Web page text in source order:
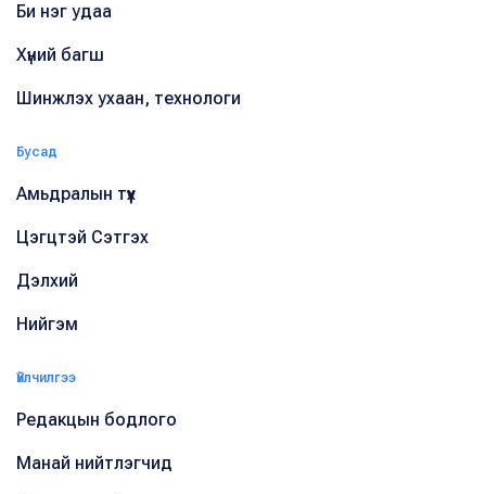
Би нэг удаа
Хүний багш
Шинжлэх ухаан, технологи
Бусад
Амьдралын түүх
Цэгцтэй Сэтгэх
Дэлхий
Нийгэм
Үйлчилгээ
Редакцын бодлого
Манай нийтлэгчид